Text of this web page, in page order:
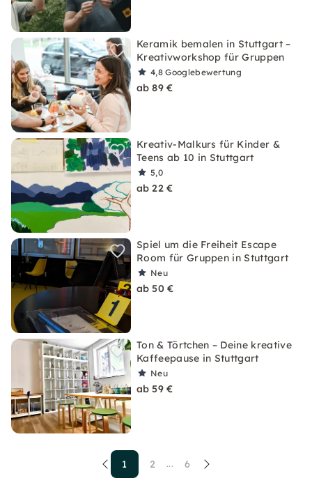
Keramik bemalen in Stuttgart –
Kreativworkshop für Gruppen
4,8Googlebewertung
ab 89 €
Kreativ-Malkurs für Kinder &
Teens ab 10 in Stuttgart
5,0
ab 22 €
Spiel um die Freiheit Escape
Room für Gruppen in Stuttgart
Neu
ab 50 €
Ton & Törtchen – Deine kreative
Kaffeepause in Stuttgart
Neu
ab 59 €
1 2 ... 6